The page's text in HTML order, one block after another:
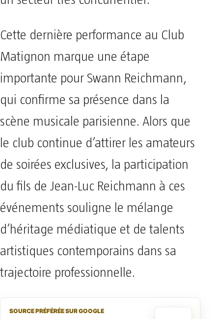
Cette dernière performance au Club
Matignon marque une étape
importante pour Swann Reichmann,
qui confirme sa présence dans la
scène musicale parisienne. Alors que
le club continue d’attirer les amateurs
de soirées exclusives, la participation
du fils de Jean-Luc Reichmann à ces
événements souligne le mélange
d’héritage médiatique et de talents
artistiques contemporains dans sa
trajectoire professionnelle.
SOURCE PRÉFÉRÉE SUR GOOGLE